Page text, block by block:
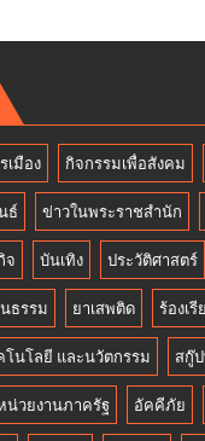
เมือง กิจกรรมเพื่อสังคม
ธ์ ข่าวในพระราชสำนัก
จ บันเทิง ประวัติศาสตร์
ธรรม ยาเสพติด ร้องเ
โนโลยี และนวัตกรรม สกู๊
น่วยงานภาครัฐ อัคคีภัย